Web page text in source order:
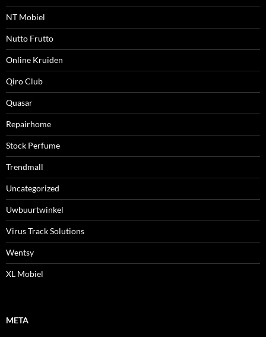
NT Mobiel
Nutto Frutto
Online Kruiden
Qiro Club
Quasar
Repairhome
Stock Perfume
Trendmall
Uncategorized
Uwbuurtwinkel
Virus Track Solutions
Wentsy
XL Mobiel
META